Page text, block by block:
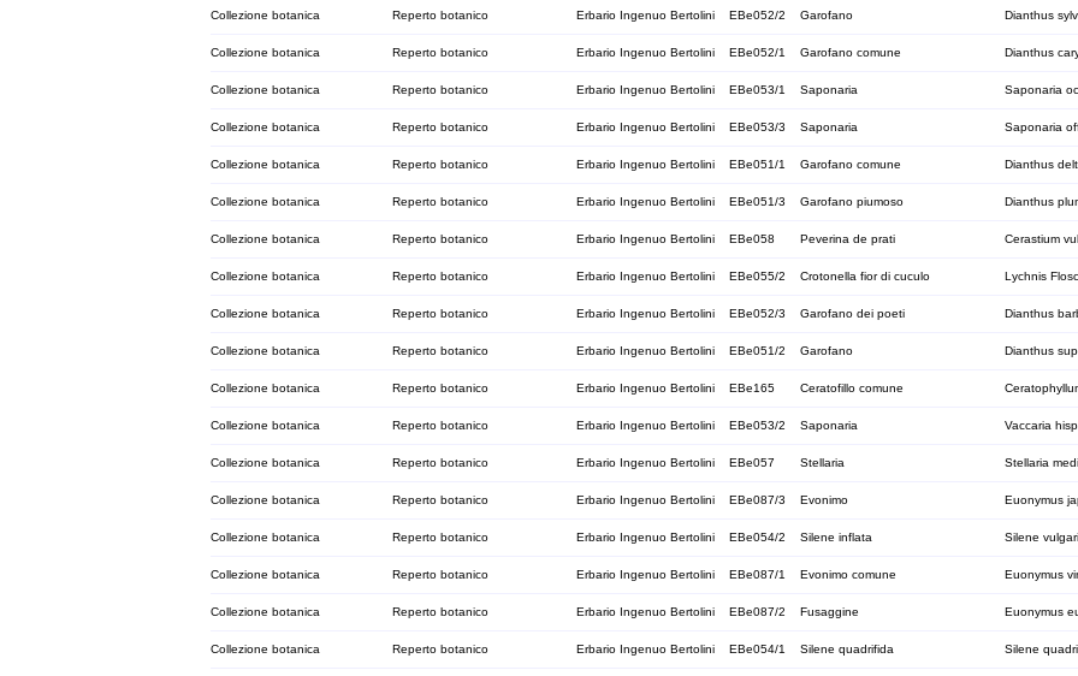
Collezione botanica Reperto botanico Erbario Ingenuo Bertolini EBe052/2 Garofano Dianthus
Collezione botanica Reperto botanico Erbario Ingenuo Bertolini EBe052/1 Garofano comune Dianthus
Collezione botanica Reperto botanico Erbario Ingenuo Bertolini EBe053/1 Saponaria Saponaria
Collezione botanica Reperto botanico Erbario Ingenuo Bertolini EBe053/3 Saponaria Saponaria
Collezione botanica Reperto botanico Erbario Ingenuo Bertolini EBe051/1 Garofano comune Dianthus
Collezione botanica Reperto botanico Erbario Ingenuo Bertolini EBe051/3 Garofano piumoso Dianthus
Collezione botanica Reperto botanico Erbario Ingenuo Bertolini EBe058 Peverina de prati Cerastium
Collezione botanica Reperto botanico Erbario Ingenuo Bertolini EBe055/2 Crotonella fior di cuculo Lychnis
Collezione botanica Reperto botanico Erbario Ingenuo Bertolini EBe052/3 Garofano dei poeti Dianthus
Collezione botanica Reperto botanico Erbario Ingenuo Bertolini EBe051/2 Garofano Dianthus
Collezione botanica Reperto botanico Erbario Ingenuo Bertolini EBe165 Ceratofillo comune
Collezione botanica Reperto botanico Erbario Ingenuo Bertolini EBe053/2 Saponaria Vaccaria
Collezione botanica Reperto botanico Erbario Ingenuo Bertolini EBe057 Stellaria Stellaria
Collezione botanica Reperto botanico Erbario Ingenuo Bertolini EBe087/3 Evonimo Euonymus
Collezione botanica Reperto botanico Erbario Ingenuo Bertolini EBe054/2 Silene inflata Silene
Collezione botanica Reperto botanico Erbario Ingenuo Bertolini EBe087/1 Evonimo comune Euonymus
Collezione botanica Reperto botanico Erbario Ingenuo Bertolini EBe087/2 Fusaggine Euonymus
Collezione botanica Reperto botanico Erbario Ingenuo Bertolini EBe054/1 Silene quadrifida Silene